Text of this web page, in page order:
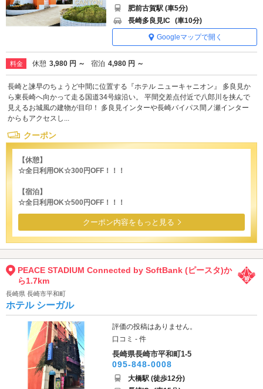
肥前古賀駅 (車5分)
長崎多良見IC (車10分)
Googleマップで開く
料金 休憩 3,980 円 ～ 宿泊 4,980 円 ～
長崎と諫早のちょうど中間に位置する『ホテル ニューキャニオン』 多良見か
ら東長崎へ向かって走る国道34号線沿い。 平間交差点付近で八郎川を挟んで
見えるお城風の建物が目印！ 多良見インターや長崎バイパス間ノ瀬インター
からもアクセスし...
クーポン
【休憩】
☆全日利用OK☆300円OFF！！！
【宿泊】
☆全日利用OK☆500円OFF！！！
クーポン内容をもっと見る
PEACE STADIUM Connected by SoftBank (ピースタ)か
ら1.7km
長崎県 長崎市平和町
ホテル シーガル
評価の投稿はありません。
口コミ - 件
長崎県長崎市平和町1-5
095-848-0008
大橋駅 (徒歩12分)